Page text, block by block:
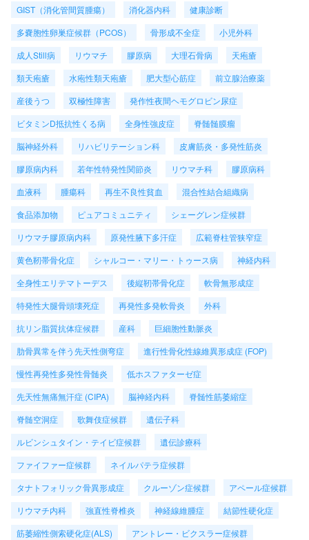
GIST（消化管間質腫瘍） 消化器内科
健康診断
多嚢胞性卵巣症候群（PCOS）
骨形成不全症
小児外科
成人Still病
リウマチ 膠原病 大理石骨病
天疱瘡
類天疱瘡
水疱性類天疱瘡 肥大型心筋症
前立腺治療薬
産後うつ
双極性障害
発作性夜間ヘモグロビン尿症
ビタミンD抵抗性くる病
全身性強皮症
脊髄髄膜瘤
脳神経外科
リハビリテーション科
皮膚筋炎・多発性筋炎
膠原病内科
若年性特発性関節炎 リウマチ科
膠原病科
血液科
腫瘍科 再生不良性貧血
混合性結合組織病
食品添加物
ピュアコミュニティ
シェーグレン症候群
リウマチ膠原病内科
原発性腋下多汗症
広範脊柱管狭窄症
黄色靭帯骨化症
シャルコー・マリー・トゥース病
神経内科
全身性エリテマトーデス
後縦靭帯骨化症
軟骨無形成症
特発性大腿骨頭壊死症
再発性多発軟骨炎
外科
抗リン脂質抗体症候群
産科
巨細胞性動脈炎
肋骨異常を伴う先天性側弯症
進行性骨化性線維異形成症 (FOP)
慢性再発性多発性骨髄炎
低ホスファターゼ症
先天性無痛無汗症 (CIPA)
脳神経内科
脊髄性筋萎縮症
脊髄空洞症
歌舞伎症候群
遺伝子科
ルビンシュタイン・テイビ症候群
遺伝診療科
ファイファー症候群
ネイルパテラ症候群
タナトフォリック骨異形成症
クルーゾン症候群
アペール症候群
リウマチ内科
強直性脊椎炎 神経線維腫症
結節性硬化症
筋萎縮性側索硬化症(ALS)
アントレー・ビクスラー症候群